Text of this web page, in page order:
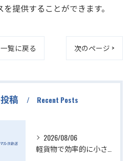
提供することができます。
一覧に戻る 次のページ >
稿 Recent Posts
2026/08/06